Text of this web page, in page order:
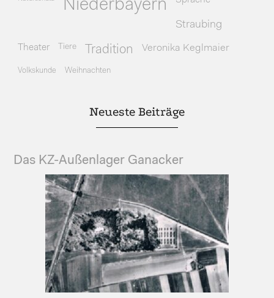
Niederbayern
Straubing
Theater Tiere Tradition Veronika Keglmaier
Volkskunde Weihnachten
Neueste Beiträge
Das KZ-Außenlager Ganacker